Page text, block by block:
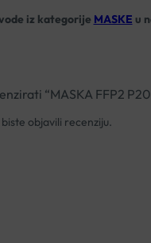
iz kategorije MASKE u
“MASKA FFP2 P20
objavili recenziju.